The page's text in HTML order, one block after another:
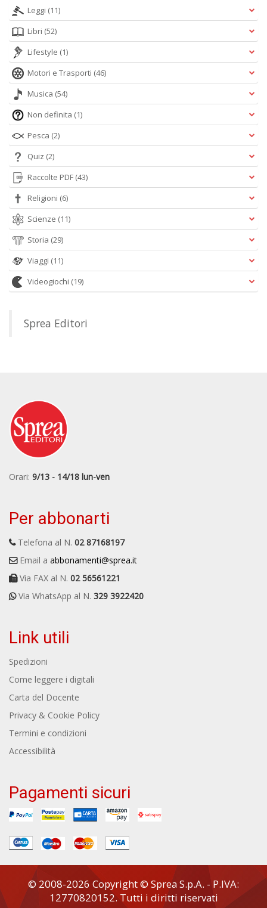
Leggi (11)
Libri (52)
Lifestyle (1)
Motori e Trasporti (46)
Musica (54)
Non definita (1)
Pesca (2)
Quiz (2)
Raccolte PDF (43)
Religioni (6)
Scienze (11)
Storia (29)
Viaggi (11)
Videogiochi (19)
Sprea Editori
Orari: 9/13 - 14/18 lun-ven
Per abbonarti
Telefona al N. 02 87168197
Email a abbonamenti@sprea.it
Via FAX al N. 02 56561221
Via WhatsApp al N. 329 3922420
Link utili
Spedizioni
Come leggere i digitali
Carta del Docente
Privacy & Cookie Policy
Termini e condizioni
Accessibilità
Pagamenti sicuri
© 2008-2026 Copyright © Sprea S.p.A. - P.IVA:
12770820152. Tutti i diritti riservati